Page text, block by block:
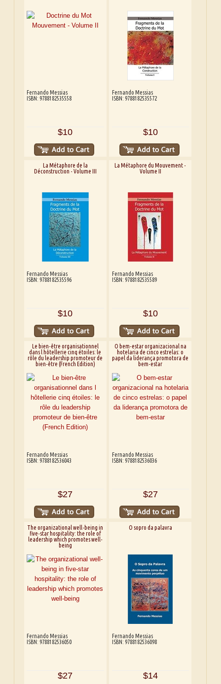
Fernando Messias
ISBN: 9788182535558
$10
Fernando Messias
ISBN: 9788182535572
$10
La Métaphore de la
Déconstruction - Volume III
Fernando Messias
ISBN: 9788182535596
$10
La Métaphore du Mouvement -
Volume II
Fernando Messias
ISBN: 9788182535589
$10
Le bien-être organisationnel
dans l hôtellerie cinq étoiles: le
rôle du leadership promoteur de
bien-être (French Edition)
Fernando Messias
ISBN: 9788182536043
$27
O bem-estar organizacional na
hotelaria de cinco estrelas: o
papel da liderança promotora de
bem-estar
Fernando Messias
ISBN: 9788182536036
$27
The organizational well-being in
five-star hospitality: the role of
leadership which promotes well-
being
Fernando Messias
ISBN: 9788182536050
$27
O sopro da palavra
Fernando Messias
ISBN: 9788182536098
$14